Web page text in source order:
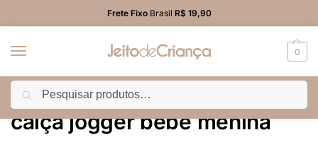
Frete FixoBrasil R$ 19,90
0
Início Produtos marcados com a tag “calça jogger bebê menina”
calça jogger bebê menina